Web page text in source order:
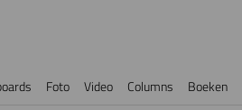
Foto Video Columns Boeken